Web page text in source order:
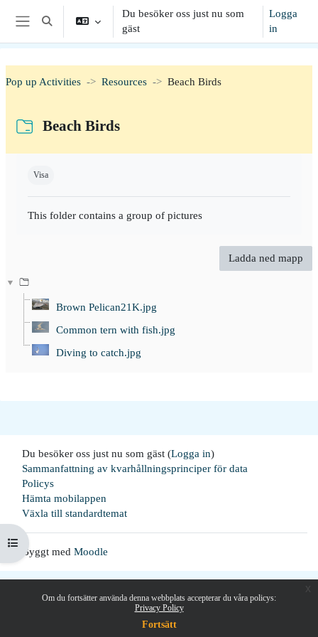
Gå direkt till huvudinnehåll
Om du fortsätter använda denna webbplats accepterar du våra policys:
Privacy Policy
Fortsätt
Sidopanel
Växla sökinmatning
Du besöker oss just nu som
gäst
Logga
in
Öppna kursmenyn
Pop up Activities Resources Beach Birds
Beach Birds
Visa
This folder contains a group of pictures
Ladda ned mapp
Brown Pelican21K.jpg
Common tern with fish.jpg
Diving to catch.jpg
Du besöker oss just nu som gäst (Logga in)
Sammanfattning av kvarhållningsprinciper för data
Policys
Hämta mobilappen
Växla till standardtemat
Byggt med Moodle